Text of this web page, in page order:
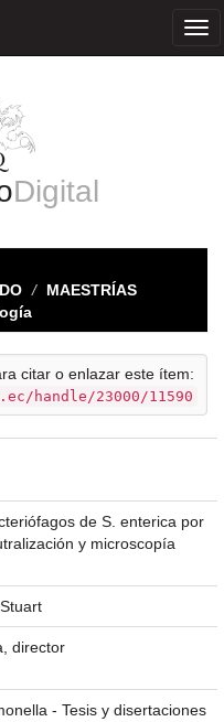
Digital
MAESTRÍAS
citar o enlazar este ítem:
handle/23000/11590
de S. enterica por
y microscopía
director
- Tesis y disertaciones